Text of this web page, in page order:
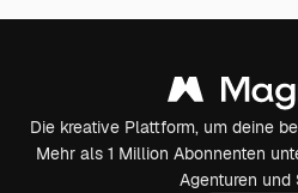
Die kreative Plattform, um deine
Mehr als 1 Million Abonnenten
Agenturen und